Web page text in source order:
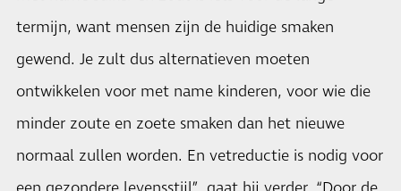
termijn, want mensen zijn de huidige smaken
gewend. Je zult dus alternatieven moeten
ontwikkelen voor met name kinderen, voor wie die
minder zoute en zoete smaken dan het nieuwe
normaal zullen worden. En vetreductie is nodig voor